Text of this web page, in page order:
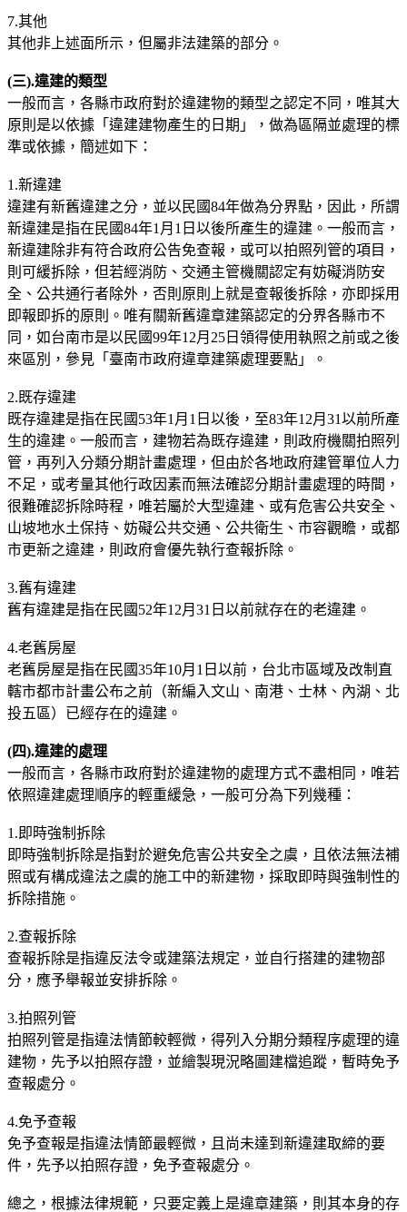
7.其他
其他非上述面所示，但屬非法建築的部分。
(三).違建的類型
一般而言，各縣市政府對於違建物的類型之認定不同，唯其大
原則是以依據「違建建物產生的日期」，做為區隔並處理的標
準或依據，簡述如下：
1.新違建
違建有新舊違建之分，並以民國84年做為分界點，因此，所謂
新違建是指在民國84年1月1日以後所產生的違建。一般而言，
新違建除非有符合政府公告免查報，或可以拍照列管的項目，
則可緩拆除，但若經消防、交通主管機關認定有妨礙消防安
全、公共通行者除外，否則原則上就是查報後拆除，亦即採用
即報即拆的原則。唯有關新舊違章建築認定的分界各縣市不
同，如台南市是以民國99年12月25日領得使用執照之前或之後
來區別，參見「臺南市政府違章建築處理要點」。
2.既存違建
既存違建是指在民國53年1月1日以後，至83年12月31以前所產
生的違建。一般而言，建物若為既存違建，則政府機關拍照列
管，再列入分類分期計畫處理，但由於各地政府建管單位人力
不足，或考量其他行政因素而無法確認分期計畫處理的時間，
很難確認拆除時程，唯若屬於大型違建、或有危害公共安全、
山坡地水土保持、妨礙公共交通、公共衛生、市容觀瞻，或都
市更新之違建，則政府會優先執行查報拆除。
3.舊有違建
舊有違建是指在民國52年12月31日以前就存在的老違建。
4.老舊房屋
老舊房屋是指在民國35年10月1日以前，台北市區域及改制直
轄市都市計畫公布之前（新編入文山、南港、士林、內湖、北
投五區）已經存在的違建。
(四).違建的處理
一般而言，各縣市政府對於違建物的處理方式不盡相同，唯若
依照違建處理順序的輕重緩急，一般可分為下列幾種：
1.即時強制拆除
即時強制拆除是指對於避免危害公共安全之虞，且依法無法補
照或有構成違法之虞的施工中的新建物，採取即時與強制性的
拆除措施。
2.查報拆除
查報拆除是指違反法令或建築法規定，並自行搭建的建物部
分，應予舉報並安排拆除。
3.拍照列管
拍照列管是指違法情節較輕微，得列入分期分類程序處理的違
建物，先予以拍照存證，並繪製現況略圖建檔追蹤，暫時免予
查報處分。
4.免予查報
免予查報是指違法情節最輕微，且尚未達到新違建取締的要
件，先予以拍照存證，免予查報處分。
總之，根據法律規範，只要定義上是違章建築，則其本身的存